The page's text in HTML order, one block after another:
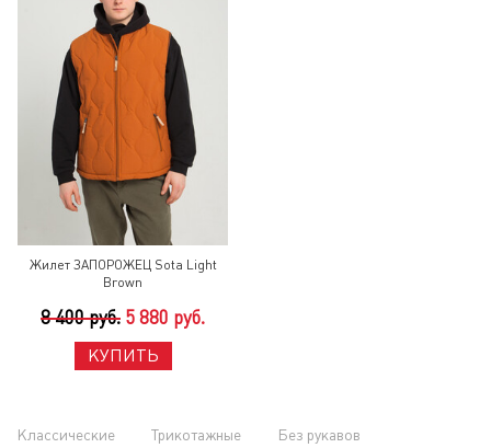
Жилет ЗАПОРОЖЕЦ Sota Light
Brown
8 400 руб. 5 880 руб.
КУПИТЬ
Классические Трикотажные
Без рукавов